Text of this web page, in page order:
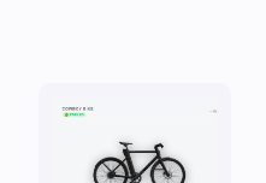
cowboy